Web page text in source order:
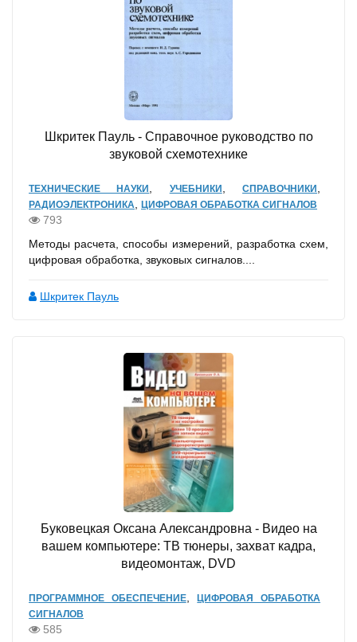
Шкритек Пауль - Справочное руководство по
звуковой схемотехнике
ТЕХНИЧЕСКИЕ НАУКИ УЧЕБНИКИ ,СПРАВОЧНИКИ
РАДИОЭЛЕКТРОНИКА ЦИФРОВАЯ ОБРАБОТКА СИГНАЛОВ
793
Методы расчета, способы измерений, разработка схем,
цифровая обработка, звуковых сигналов....
Шкритек Пауль
Буковецкая Оксана Александровна - Видео на
вашем компьютере: ТВ тюнеры, захват кадра,
видеомонтаж, DVD
ПРОГРАММНОЕ ОБЕСПЕЧЕНИЕ,ЦИФРОВАЯ ОБРАБОТКА
СИГНАЛОВ
585